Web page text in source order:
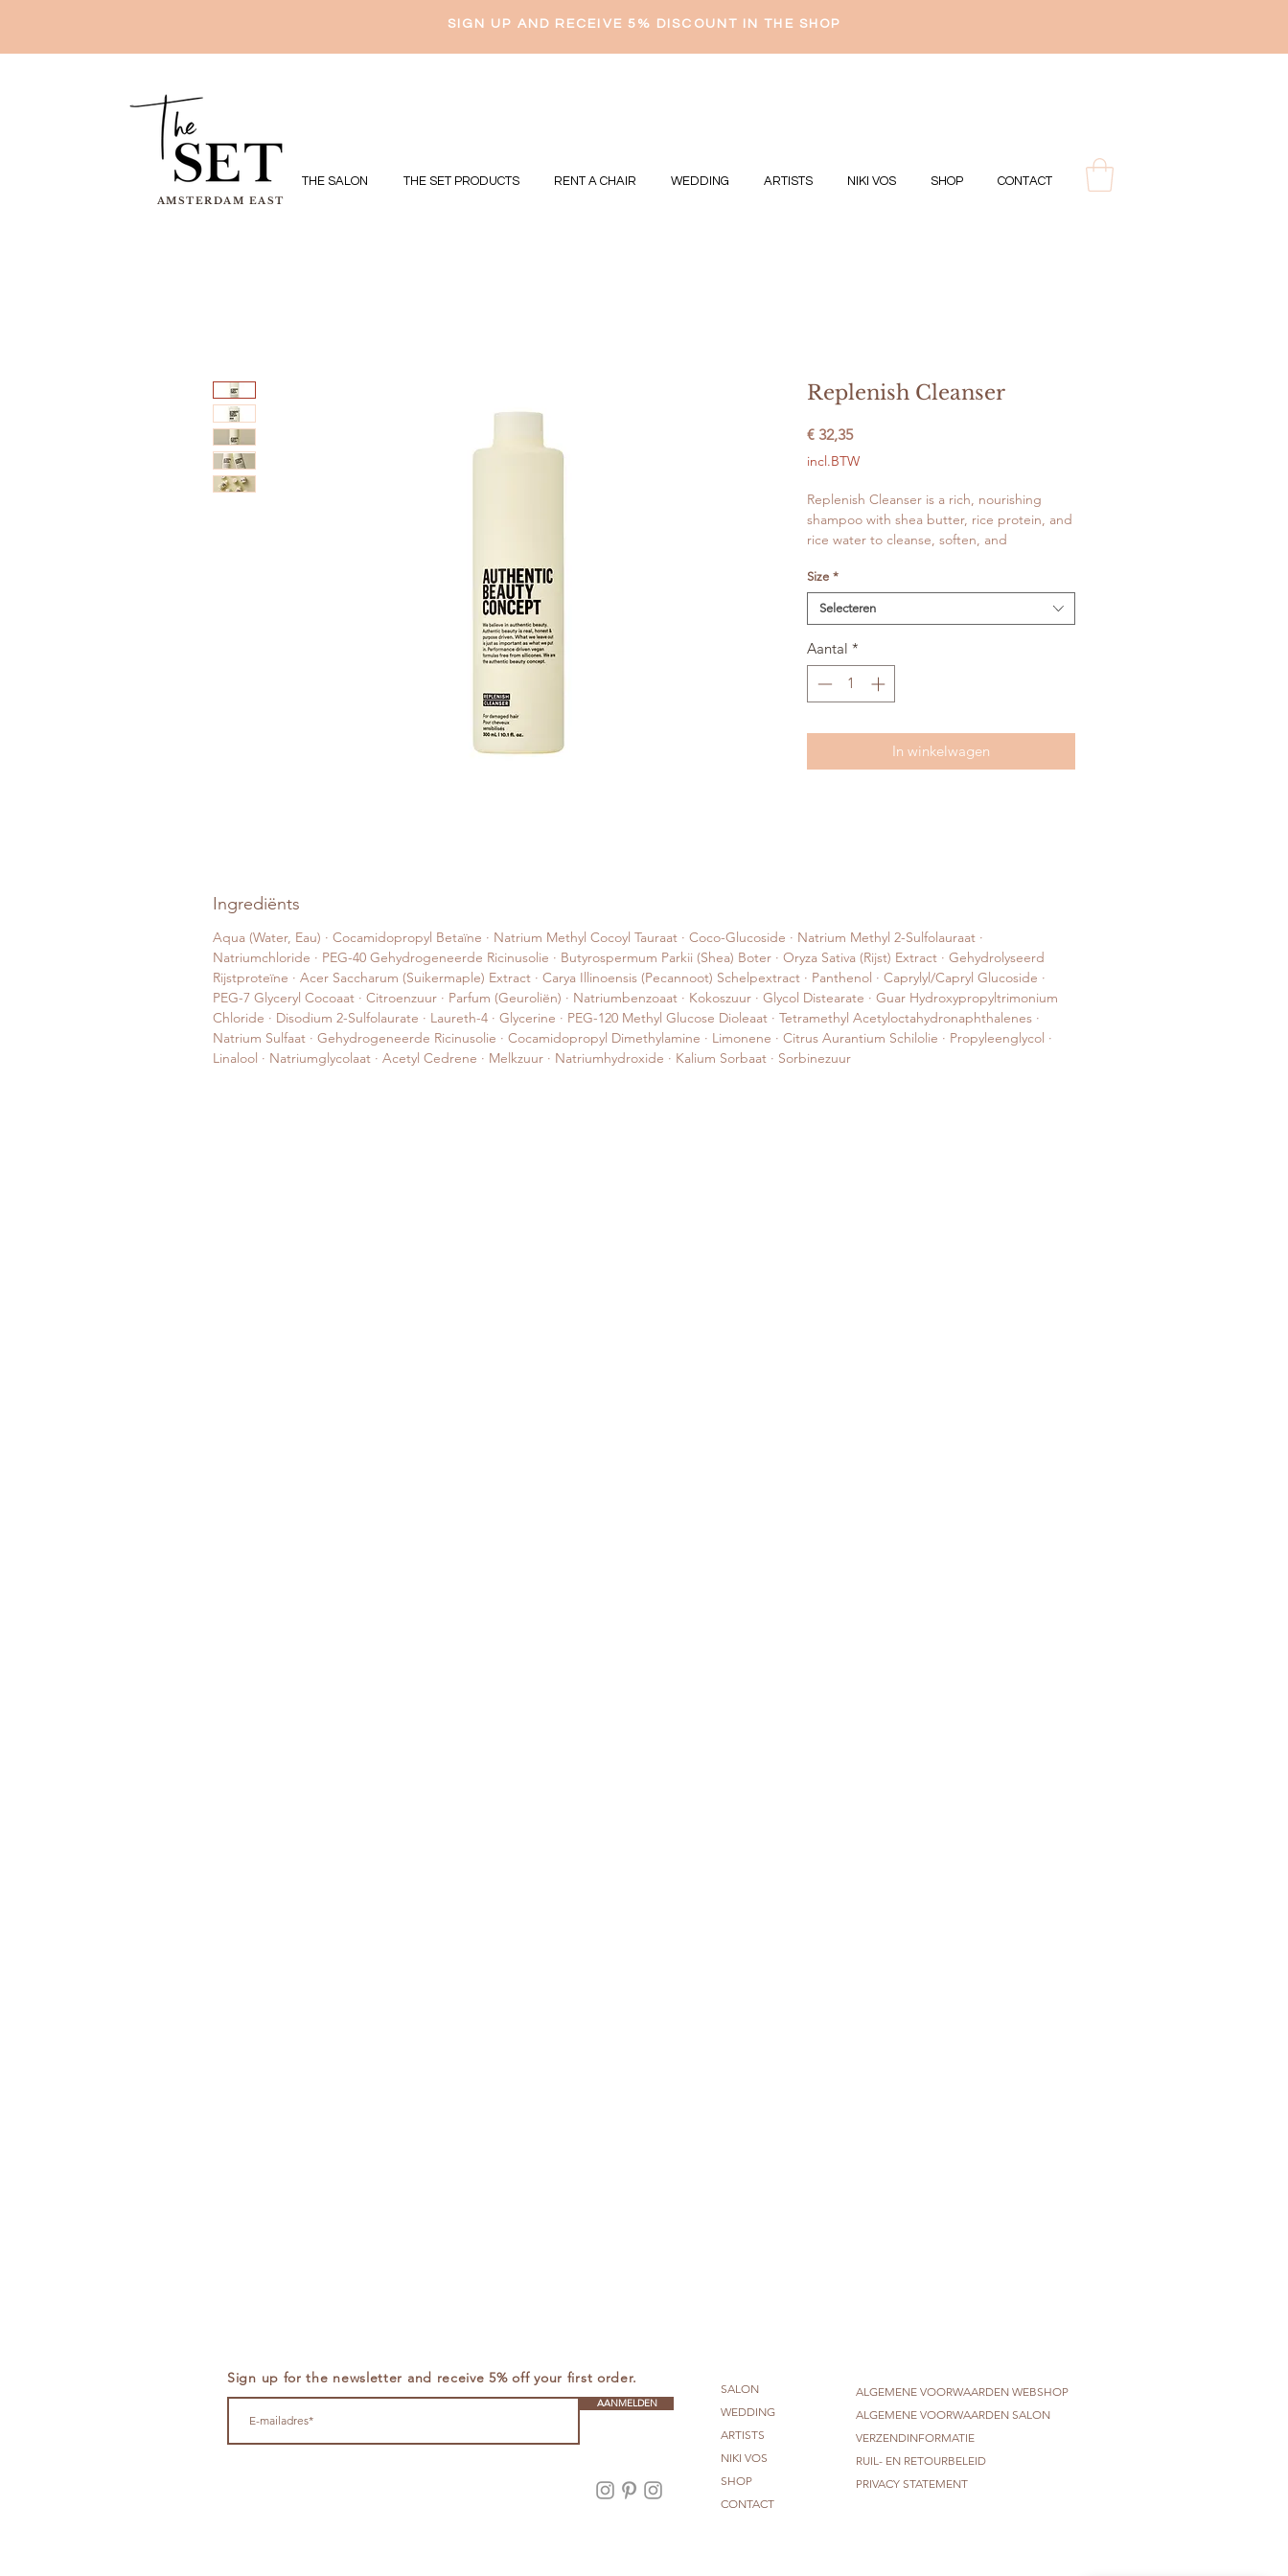
SIGN UP AND RECEIVE 5% DISCOUNT IN THE SHOP
THE SALON THE SET PRODUCTS RENT A CHAIR WEDDING ARTISTS NIKI VOS SHOP CONTACT
AMSTERDAM EAST
Replenish Cleanser
€ 32,35Prijs
incl.BTW
Replenish Cleanser is a rich, nourishing
shampoo with shea butter, rice protein, and
rice water to cleanse, soften, and
from silicones, parabens, and sulfates.
Size *
Selecteren
Aantal *
In winkelwagen
Ingrediënts
Aqua (Water, Eau) · Cocamidopropyl Betaïne · Natrium Methyl Cocoyl Tauraat · Coco-Glucoside · Natrium Methyl 2-Sulfolauraat ·
Natriumchloride · PEG-40 Gehydrogeneerde Ricinusolie · Butyrospermum Parkii (Shea) Boter · Oryza Sativa (Rijst) Extract · Gehydrolyseerd
Rijstproteïne · Acer Saccharum (Suikermaple) Extract · Carya Illinoensis (Pecannoot) Schelpextract · Panthenol · Caprylyl/Capryl Glucoside ·
PEG-7 Glyceryl Cocoaat · Citroenzuur · Parfum (Geuroliën) · Natriumbenzoaat · Kokoszuur · Glycol Distearate · Guar Hydroxypropyltrimonium
Chloride · Disodium 2-Sulfolaurate · Laureth-4 · Glycerine · PEG-120 Methyl Glucose Dioleaat · Tetramethyl Acetyloctahydronaphthalenes ·
Natrium Sulfaat · Gehydrogeneerde Ricinusolie · Cocamidopropyl Dimethylamine · Limonene · Citrus Aurantium Schilolie · Propyleenglycol ·
Linalool · Natriumglycolaat · Acetyl Cedrene · Melkzuur · Natriumhydroxide · Kalium Sorbaat · Sorbinezuur
Sign up for the newsletter and receive 5% off your first order.
AANMELDEN
SALON
WEDDING
ARTISTS
NIKI VOS
SHOP
CONTACT
ALGEMENE VOORWAARDEN WEBSHOP
ALGEMENE VOORWAARDEN SALON
VERZENDINFORMATIE
RUIL- EN RETOURBELEID
PRIVACY STATEMENT